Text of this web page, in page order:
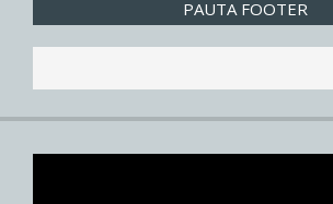
PAUTA FOOTER